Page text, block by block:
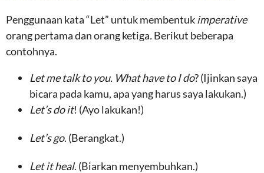
Penggunaan kata “Let” untuk membentukimperative
orang pertama dan orang ketiga.Berikut beberapa
contohnya.
Let me talk to you. What have to I do? (Ijinkan saya
bicara pada kamu, apa yang harus saya lakukan.)
Let’s do it! (Ayo lakukan!)
Let’s go. (Berangkat.)
Let it heal. (Biarkan menyembuhkan.)